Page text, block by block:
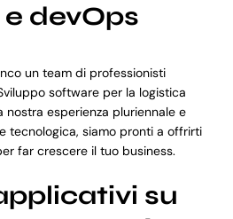
devOps
un team di professionisti
software per la logistica
nostra esperienza pluriennale e
tecnologica, siamo pronti a offrirti
far crescere il tuo business.
su